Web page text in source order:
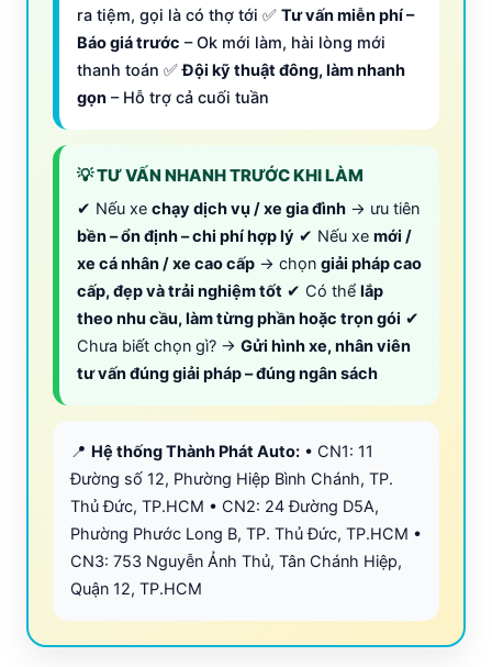
ra tiệm, gọi là có thợ tới ✅ Tư vấn miễn phí –
Báo giá trước – Ok mới làm, hài lòng mới
thanh toán ✅Đội kỹ thuật đông, làm nhanh
gọn – Hỗ trợ cả cuối tuần
💡 TƯ VẤN NHANH TRƯỚC KHI LÀM
✔ Nếu xe chạy dịch vụ / xe gia đình → ưu tiên
bền – ổn định – chi phí hợp lý ✔ Nếu xe mới /
xe cá nhân / xe cao cấp → chọn giải pháp cao
cấp, đẹp và trải nghiệm tốt ✔ Có thể lắp
theo nhu cầu, làm từng phần hoặc trọn gói ✔
Chưa biết chọn gì? → Gửi hình xe, nhân viên
tư vấn đúng giải pháp – đúng ngân sách
📍 Hệ thống Thành Phát Auto: • CN1: 11
Đường số 12, Phường Hiệp Bình Chánh, TP.
Thủ Đức, TP.HCM • CN2: 24 Đường D5A,
Phường Phước Long B, TP. Thủ Đức, TP.HCM •
CN3: 753 Nguyễn Ảnh Thủ, Tân Chánh Hiệp,
Quận 12, TP.HCM